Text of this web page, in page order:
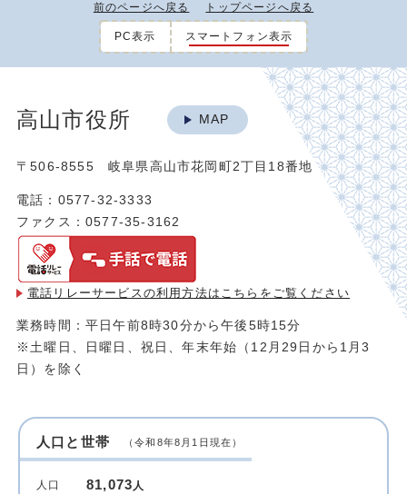
前のページへ戻る トップページへ戻る
PC表示 スマートフォン表示
高山市役所 MAP
〒506-8555 岐阜県高山市花岡町2丁目18番地
電話：0577-32-3333
ファクス：0577-35-3162
電話リレーサービスの利用方法は こちらをご覧ください
業務時間：平日午前8時30分から午後5時15分
※土曜日、日曜日、祝日、年末年始（12月29日から1月3
日）を除く
人口と世帯 （令和8年8月1日現在）
人口 81,073人